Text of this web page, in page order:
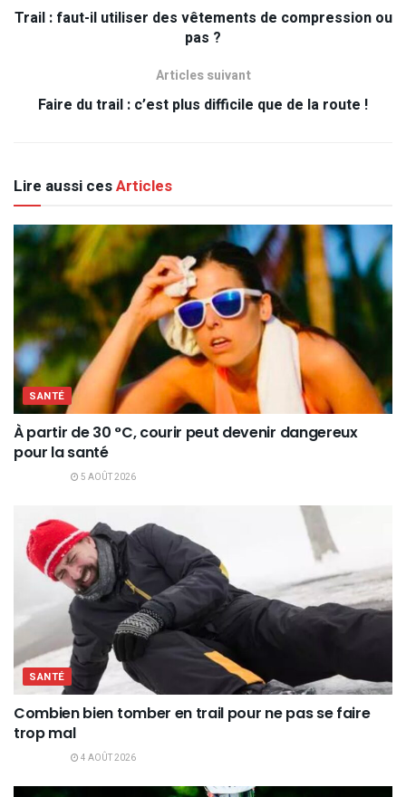
Trail : faut-il utiliser des vêtements de compression ou
pas ?
Articles suivant
Faire du trail : c’est plus difficile que de la route !
Lire aussi cesArticles
SANTÉ
À partir de 30 °C, courir peut devenir dangereux
pour la santé
5 AOÛT 2026
SANTÉ
Combien bien tomber en trail pour ne pas se faire
trop mal
4 AOÛT 2026